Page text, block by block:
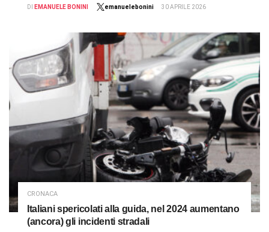
DI EMANUELE BONINI emanuelebonini 30 APRILE 2026
CRONACA
Italiani spericolati alla guida, nel 2024 aumentano
(ancora) gli incidenti stradali